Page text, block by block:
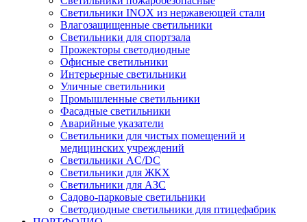
Светильники INOX из нержавеющей стали
Влагозащищенные светильники
Светильники для спортзала
Прожекторы светодиодные
Офисные светильники
Интерьерные светильники
Уличные светильники
Промышленные светильники
Фасадные светильники
Аварийные указатели
Светильники для чистых помещений и
медицинских учреждений
Светильники AC/DC
Светильники для ЖКХ
Светильники для АЗС
Садово-парковые светильники
Светодиодные светильники для птицефабрик